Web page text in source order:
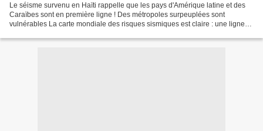
Le séisme survenu en Haïti rappelle que les pays d'Amérique latine et des
Caraïbes sont en première ligne ! Des métropoles surpeuplées sont
vulnérables La carte mondiale des risques sismiques est claire : une ligne